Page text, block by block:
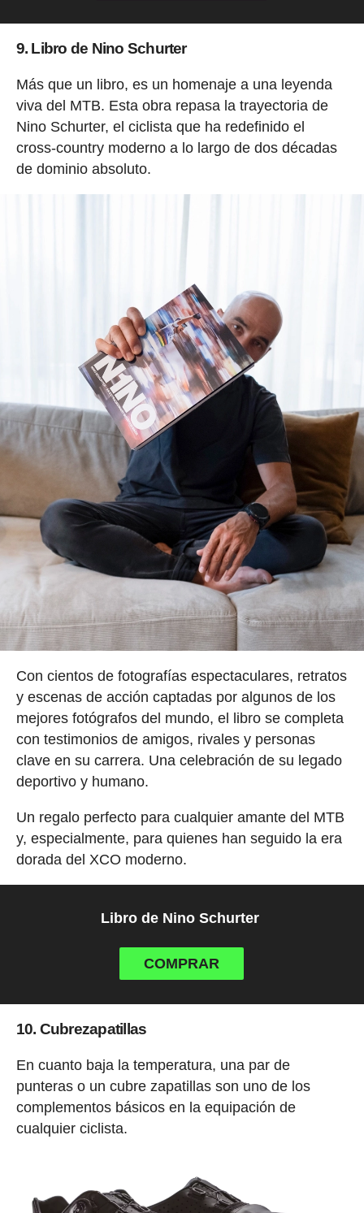
9. Libro de Nino Schurter
Más que un libro, es un homenaje a una leyenda
viva del MTB. Esta obra repasa la trayectoria de
Nino Schurter, el ciclista que ha redefinido el
cross-country moderno a lo largo de dos décadas
de dominio absoluto.
Con cientos de fotografías espectaculares, retratos
y escenas de acción captadas por algunos de los
mejores fotógrafos del mundo, el libro se completa
con testimonios de amigos, rivales y personas
clave en su carrera. Una celebración de su legado
deportivo y humano.
Un regalo perfecto para cualquier amante del MTB
y, especialmente, para quienes han seguido la era
dorada del XCO moderno.
Libro de Nino Schurter
COMPRAR
10. Cubrezapatillas
En cuanto baja la temperatura, una par de
punteras o un cubre zapatillas son uno de los
complementos básicos en la equipación de
cualquier ciclista.